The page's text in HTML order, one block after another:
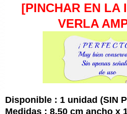
[PINCHAR EN LA
VERLA
Disponible : 1 unidad (SIN
Medidas : 8,50 cm ancho x